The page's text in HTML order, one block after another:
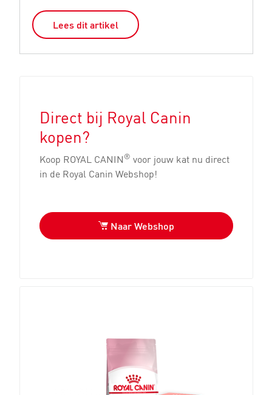
Lees dit artikel
Direct bij Royal Canin
kopen?
Koop ROYAL CANIN® voor jouw kat nu direct
in de Royal Canin Webshop!
Naar Webshop